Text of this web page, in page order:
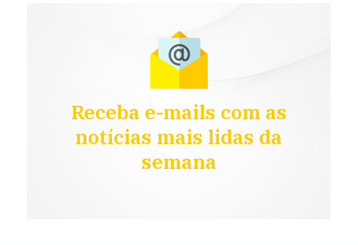
Receba e-mails com as
notícias mais lidas da
semana